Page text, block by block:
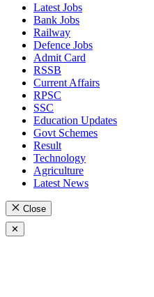
Latest Jobs
Bank Jobs
Railway
Defence Jobs
Admit Card
RSSB
Current Affairs
RPSC
SSC
Education Updates
Govt Schemes
Result
Technology
Agriculture
Latest News
Close
✕